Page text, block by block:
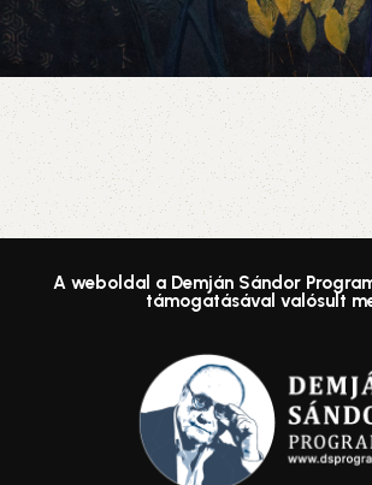
A weboldal a Demján Sándor
támogatásával valósult